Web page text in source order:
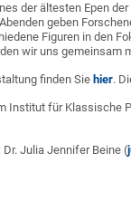
der ältesten Epen
geben
Figuren in den
wir uns
finden Sie hier.
Institut für Klassische
Julia Jennifer Beine (